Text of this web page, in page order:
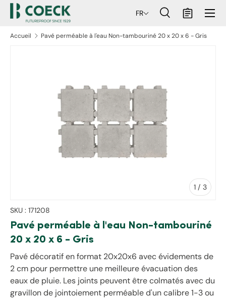
au contenu
Rechercher
FR RecherchePanier
Menu
Accueil Pavé perméable à l'eau Non-tambouriné 20 x 20 x 6 - Gris
1 / de
3
SKU : 171208
Pavé perméable à l'eau Non-tambouriné
20 x 20 x 6 - Gris
Pavé décoratif en format 20x20x6 avec évidements de
2 cm pour permettre une meilleure évacuation des
eaux de pluie. Les joints peuvent être colmatés avec du
gravillon de jointoiement perméable d'un calibre 1-3 ou